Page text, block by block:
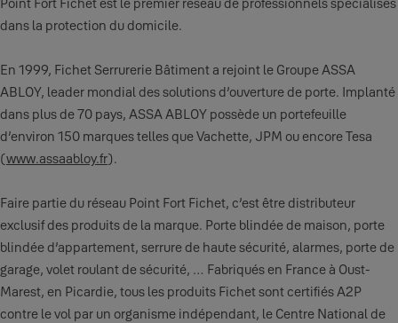
dans la protection du domicile.
En 1999, Fichet Serrurerie Bâtiment a rejoint le Groupe ASSA
ABLOY, leader mondial des solutions d’ouverture de porte. Implanté
dans plus de 70 pays, ASSA ABLOY possède un portefeuille
d’environ 150 marques telles que Vachette, JPM ou encore Tesa
(www.assaabloy.fr).
Faire partie du réseau Point Fort Fichet, c’est être distributeur
exclusif des produits de la marque. Porte blindée de maison, porte
blindée d’appartement, serrure de haute sécurité, alarmes, porte de
garage, volet roulant de sécurité, … Fabriqués en France à Oust-
Marest, en Picardie, tous les produits Fichet sont certifiés A2P
contre le vol par un organisme indépendant, le Centre National de